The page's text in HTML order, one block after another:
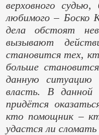
верховного
любимого – Боско
дела обстоят
вызывают
становится тех,
больше
данную ситуацию
власть. В данной
придётся
кто помощник –
удастся ли